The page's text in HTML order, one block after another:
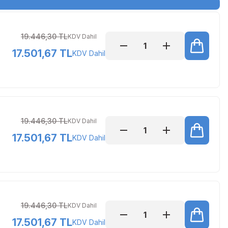
19.446,30 TLKDV Dahil
17.501,67 TLKDV Dahil
19.446,30 TLKDV Dahil
17.501,67 TLKDV Dahil
19.446,30 TLKDV Dahil
17.501,67 TLKDV Dahil